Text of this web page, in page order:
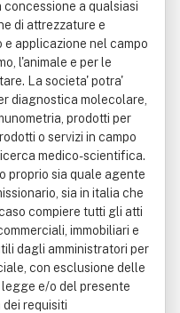
a qualsiasi
di attrezzature e
applicazione nel campo
l'animale e per le
La societa' potra'
diagnostica molecolare,
prodotti per
o servizi in campo
medico-scientifica.
proprio sia quale agente
sia in italia che
compiere tutti gli atti
immobiliari e
dagli amministratori per
con esclusione delle
legge e/o del presente
requisiti